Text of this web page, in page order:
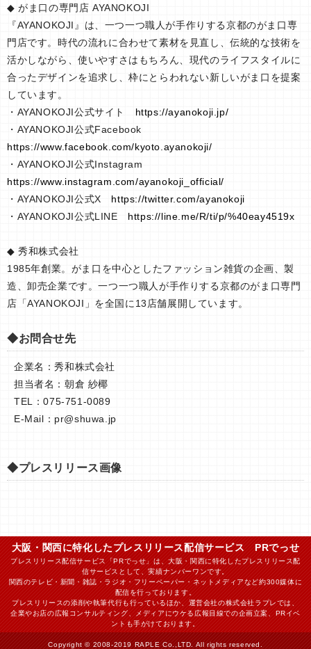
◆ がま口の専門店 AYANOKOJI
『AYANOKOJI』は、一つ一つ職人が手作りする京都のがま口専
門店です。時代の流れに合わせて素材を見直し、伝統的な技術を
活かしながら、使いやすさはもちろん、現代のライフスタイルに
合ったデザインを追求し、枠にとらわれない新しいがま口を提案
しています。
・AYANOKOJI公式サイト https://ayanokoji.jp/
・AYANOKOJI公式Facebook
https://www.facebook.com/kyoto.ayanokoji/
・AYANOKOJI公式Instagram
https://www.instagram.com/ayanokoji_official/
・AYANOKOJI公式X https://twitter.com/ayanokoji
・AYANOKOJI公式LINE https://line.me/R/ti/p/%40eay4519x
◆ 秀和株式会社
1985年創業。がま口を中心としたファッション雑貨の企画、製
造、卸売企業です。一つ一つ職人が手作りする京都のがま口専門
店「AYANOKOJI」を全国に13店舗展開しています。
◆お問合せ先
企業名：秀和株式会社
担当者名：朝倉 紗椰
TEL：075-751-0089
E-Mail： pr@shuwa.jp
◆プレスリリース画像
大阪・関西に特化したプレスリリース配信サービス PRでっせ
プレスリリース配信サービス「PRでっせ」は、大阪・関西に特化したプレスリリース配
信サービスとして、実績ナンバーワンです。
関西のテレビ・新聞・雑誌・ラジオ・フリーペーパー・ネットメディアなど約300媒体に
配信を行っております。
プレスリリースの添削や執筆代行も行っているほか、運営会社の株式会社ラプレでは、
企業やお店の広報コンサルティング、メディアにウケる広報目線での企画立案、PRイベ
ントも手がけております。
Copyright © 2008-2019 RAPLE Co.,LTD. All rights reserved.